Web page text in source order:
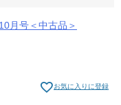
月号＜中古品＞
お気に入りに登録